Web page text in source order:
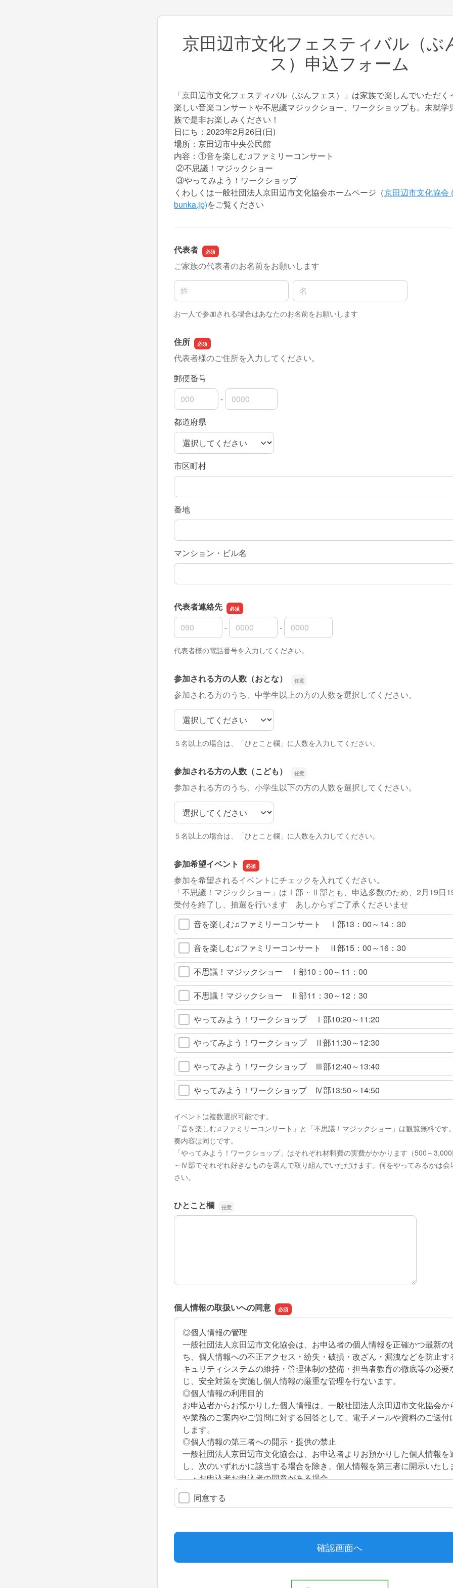
京田辺市文化フェスティバル（ぶ
ス）申込フォーム
「京田辺市文化フェスティバル（ぶんフェス）」は家族で楽しんでいただく
楽しい音楽コンサートや不思議マジックショー、ワークショップも。未就学
族で是非お楽しみください！
日にち：2023年2月26日(日)
場所：京田辺市中央公民館
内容：①音を楽しむ♫ファミリーコンサート
②不思議！マジックショー
③やってみよう！ワークショップ
くわしくは一般社団法人京田辺市文化協会ホームページ（京田辺市文化協会
bunka.jp)をご覧ください
代表者
ご家族の代表者のお名前をお願いします
名前の姓
名前の名
お一人で参加される場合はあなたのお名前をお願いします
住所
代表者様のご住所を入力してください。
郵便番号
郵便番号の上3桁
-
郵便番号の下4桁
都道府県
市区町村
番地
マンション・ビル名
代表者連絡先
代表者連絡先の市外局番
-
代表者連絡先の市内局番 -
代表者連絡先の加入者番号
代表者様の電話番号を入力してください。
参加される方の人数（おとな）
参加される方のうち、中学生以上の方の人数を選択してください。
参加される方の人数（おとな）
５名以上の場合は、「ひとこと欄」に人数を入力してください。
参加される方の人数（こども）
参加される方のうち、小学生以下の方の人数を選択してください。
参加される方の人数（こども）
５名以上の場合は、「ひとこと欄」に人数を入力してください。
参加希望イベント
参加を希望されるイベントにチェックを入れてください。
「不思議！マジックショー」はⅠ部・Ⅱ部とも、申込多数のため、2月19日
受付を終了し、抽選を行います あしからずご了承くださいませ
音を楽しむ♫ファミリーコンサート Ⅰ部13：00～14：30
音を楽しむ♫ファミリーコンサート Ⅱ部15：00～16：30
不思議！マジックショー Ⅰ部10：00～11：00
不思議！マジックショー Ⅱ部11：30～12：30
やってみよう！ワークショップ Ⅰ部10:20～11:20
やってみよう！ワークショップ Ⅱ部11:30～12:30
やってみよう！ワークショップ Ⅲ部12:40～13:40
やってみよう！ワークショップ Ⅳ部13:50～14:50
イベントは複数選択可能です。
「音を楽しむ♫ファミリーコンサート」と「不思議！マジックショー」は観覧無料で
奏内容は同じです。
「やってみよう！ワークショップ」はそれぞれ材料費の実費がかかります（500～
～Ⅳ部でそれぞれ好きなものを選んで取り組んでいただけます。何をやってみるかは会
さい。
ひとこと欄
ひとこと欄
個人情報の取扱いへの同意
◎個人情報の管理
一般社団法人京田辺市文化協会は、お申込者の個人情報を正確かつ最新の
ち、個人情報への不正アクセス・紛失・破損・改ざん・漏洩などを防止す
キュリティシステムの維持・管理体制の整備・担当者教育の徹底等の必要
じ、安全対策を実施し個人情報の厳重な管理を行ないます。
◎個人情報の利用目的
お申込者からお預かりした個人情報は、一般社団法人京田辺市文化協会か
や業務のご案内やご質問に対する回答として、電子メールや資料のご送付
します。
◎個人情報の第三者への開示・提供の禁止
一般社団法人京田辺市文化協会は、お申込者よりお預かりした個人情報を
し、次のいずれかに該当する場合を除き、個人情報を第三者に開示いたし
・お申込者お申込者の同意がある場合
・お申込者が希望されるサービスを行なうために一般社団法人京田辺市
業務を委託する業者に対して開示する場合
同意する